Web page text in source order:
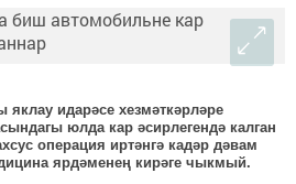
яклау идарәсе хезмәткәрләре
юлда кар әсирлегендә калган
операция иртәнгә кадәр дәвам
ярдәменең кирәге чыкмый.